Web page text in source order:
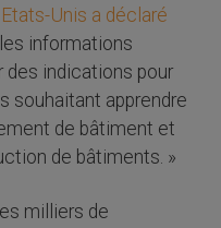
Unis a déclaré
informations
des indications pour
souhaitant apprendre
de bâtiment et
de bâtiments. »
milliers de